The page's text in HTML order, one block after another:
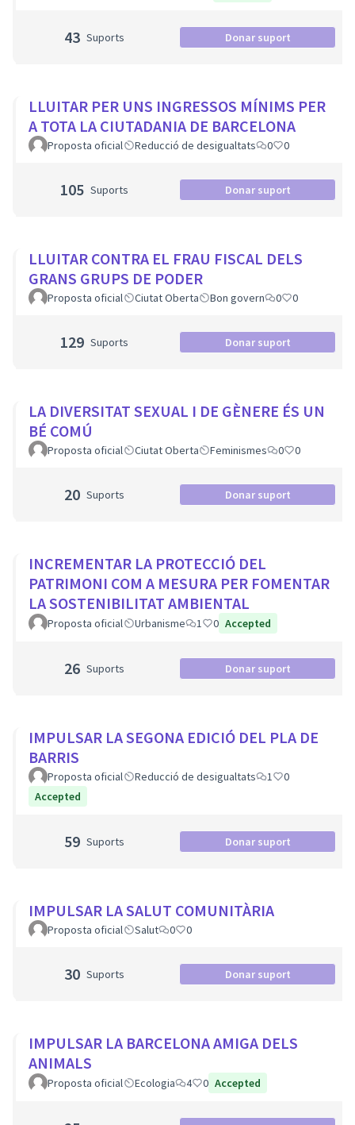
43 Suports Donar suport
LLUITAR PER UNS INGRESSOS MÍNIMS PER
A TOTA LA CIUTADANIA DE BARCELONA
Proposta oficial Reducció de desigualtats 0 0
105 Suports Donar suport
LLUITAR CONTRA EL FRAU FISCAL DELS
GRANS GRUPS DE PODER
Proposta oficial Ciutat Oberta Bon govern 0 0
129 Suports Donar suport
LA DIVERSITAT SEXUAL I DE GÈNERE ÉS UN
BÉ COMÚ
Proposta oficial Ciutat Oberta Feminismes 0 0
20 Suports Donar suport
INCREMENTAR LA PROTECCIÓ DEL
PATRIMONI COM A MESURA PER FOMENTAR
LA SOSTENIBILITAT AMBIENTAL
Proposta oficial Urbanisme 1 0 Accepted
26 Suports Donar suport
IMPULSAR LA SEGONA EDICIÓ DEL PLA DE
BARRIS
Proposta oficial Reducció de desigualtats 1
0
Accepted
59 Suports Donar suport
IMPULSAR LA SALUT COMUNITÀRIA
Proposta oficial Salut 0 0
30 Suports Donar suport
IMPULSAR LA BARCELONA AMIGA DELS
ANIMALS
Proposta oficial Ecologia 4 0 Accepted